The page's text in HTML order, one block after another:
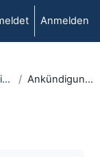
Anmelden
Allgemeines Ankündigungen